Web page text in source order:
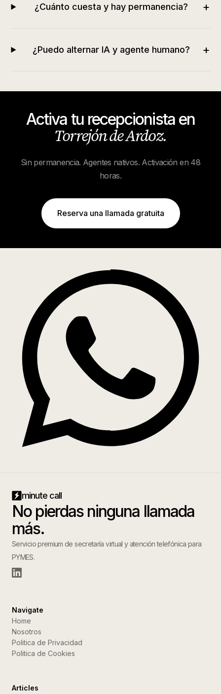
¿Cuánto cuesta y hay permanencia? +
¿Puedo alternar IA y agente humano? +
Activa tu recepcionista en
Torrejón de Ardoz.
Sin permanencia. Agentes nativos. Activación en 48
horas.
Reserva una llamada gratuita
minute call
No pierdas ninguna llamada
más.
Servicio premium de secretaría virtual y atención telefónica para
PYMES.
Navigate
Home
Nosotros
Politica de Privacidad
Politica de Cookies
Articles